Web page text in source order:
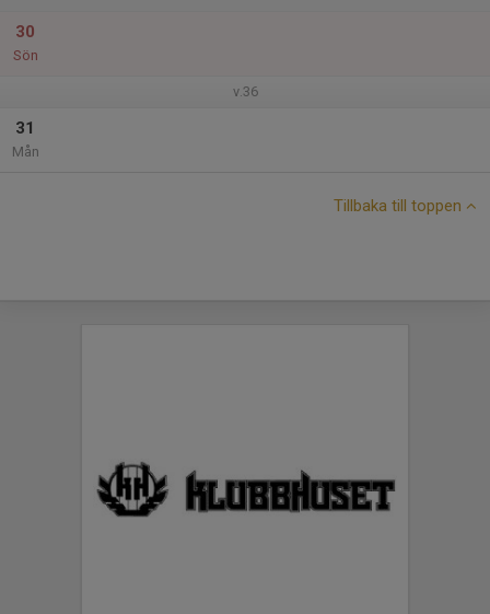
30
Sön
v.36
31
Mån
Tillbaka till toppen